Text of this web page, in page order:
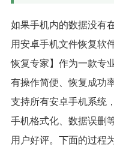
如果手机内的数据没有
用安卓手机文件恢复软
恢复专家】作为一款专
有操作简便、恢复成功
支持所有安卓手机系统
手机格式化、数据误删
用户好评。下面的过程